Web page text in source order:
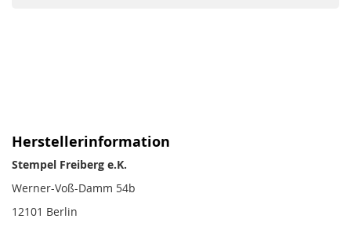
Herstellerinformation
Stempel Freiberg e.K.
Werner-Voß-Damm 54b
12101 Berlin